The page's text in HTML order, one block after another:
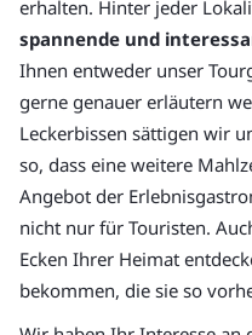
erhalten. Hinter jeder
spannende und
Ihnen entweder unser
gerne genauer erläutern
Leckerbissen sättigen wir
so, dass eine weitere
Angebot der
nicht nur für Touristen.
Ecken Ihrer Heimat
bekommen, die sie so